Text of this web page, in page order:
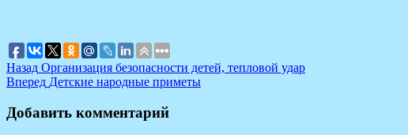
Навигация
по
записям
Назад Предыдущая
запись:
Организация безопасности детей, тепловой удар
Вперед Следующая
Детские народные приметы
Добавить комментарий